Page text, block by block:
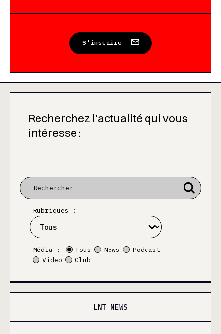
S'inscrire
Recherchez l'actualité qui vous
intéresse :
Rubriques :
Média : Tous News
Podcast
Video
Club
LNT NEWS